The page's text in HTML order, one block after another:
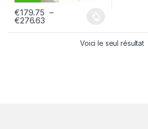
€179.75 –
€276.63
Voici le seul résultat